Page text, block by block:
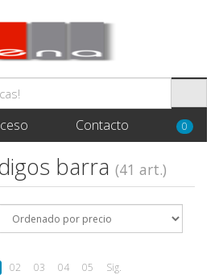
Contacto 0
barra (41 art.)
02 03 04 05 Sig.